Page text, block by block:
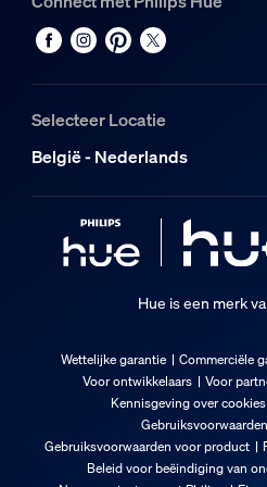
Duurzaamheid
Extra onderdeel/
Dimbaar met Hue app en
Vast ingebouwde LED-lamp
Bundelhoek
Kleurweergave-index (CRI)
Selecteer Locatie
België - Nederlands
Hue is een merk
Wettelijke garantie Commerciële
Voor ontwikkelaars
Voor
Kennisgeving over cookies
Gebruiksvoorwaarden voor product
Beleid voor beëindiging van